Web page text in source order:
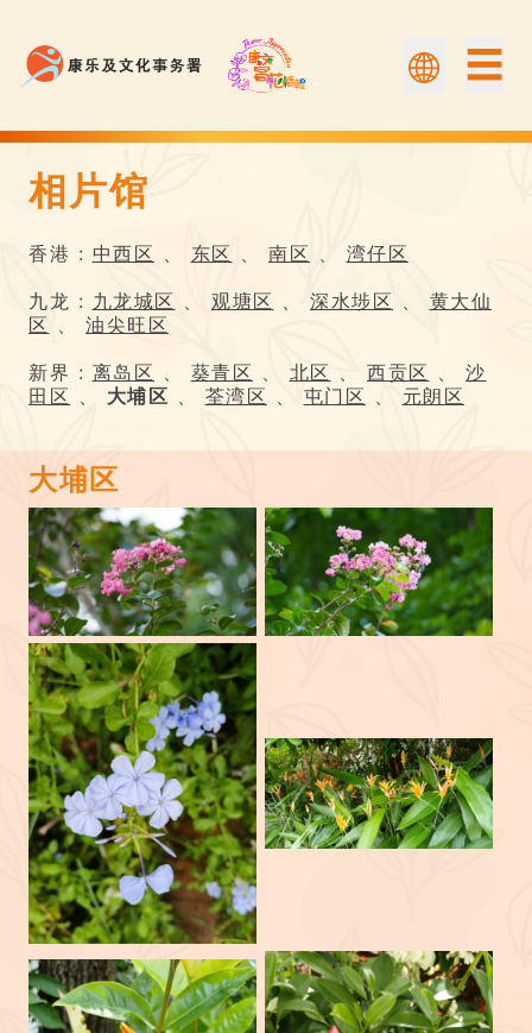
☰
相片馆 | Flower Appreciation 康文賞花情報
相片馆
香港 : 中西区 、 东区 、 南区 、 湾仔区
九龙 : 九龙城区 、 观塘区 、 深水埗区 、 黄大仙
区 、 油尖旺区
新界 : 离岛区 、 葵青区 、 北区 、 西贡区 、 沙
田区 、 大埔区 、 荃湾区 、 屯门区 、 元朗区
大埔区